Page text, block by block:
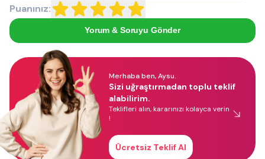
Puanınız:
Yorum & Soruyu Gönder
Merhaba ben, Aysu.
Sizi uğraştırmadan toplu teklif
alabilirim.
Teklifleri alın, kararınızı kolayca verin
!
Ücretsiz Teklif Al